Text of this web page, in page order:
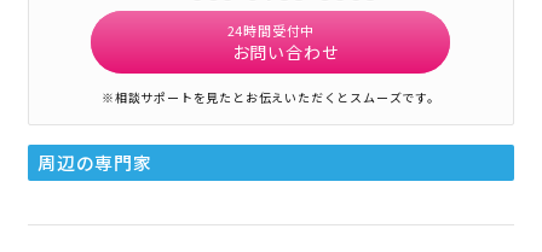
24時間受付中
お問い合わせ
※相談サポートを見たとお伝えいただくとスムーズです。
周辺の専門家